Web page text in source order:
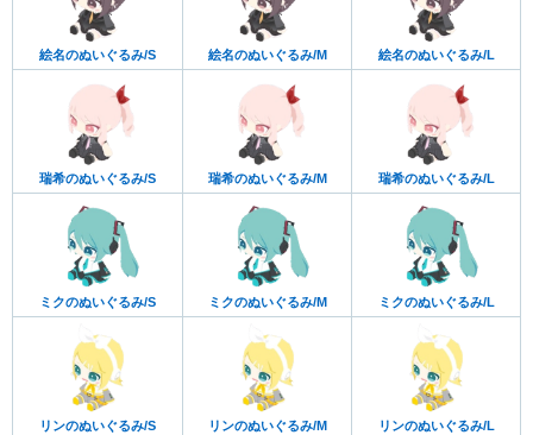
絵名のぬいぐるみ/S 絵名のぬいぐるみ/M 絵名のぬいぐるみ/L
瑞希のぬいぐるみ/S 瑞希のぬいぐるみ/M 瑞希のぬいぐるみ/L
ミクのぬいぐるみ/S ミクのぬいぐるみ/M ミクのぬいぐるみ/L
リンのぬいぐるみ/S リンのぬいぐるみ/M リンのぬいぐるみ/L